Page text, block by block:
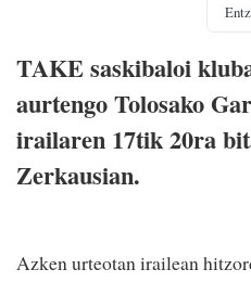
TAKE saskibaloi
aurtengo Tolosako
irailaren 17tik 20ra
Zerkausian.
Azken urteotan irailean